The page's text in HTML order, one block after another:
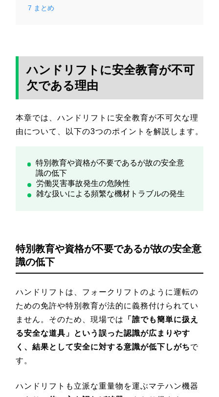
7 まとめ
ハンドリフトに安全教育が不可
欠である理由
本章では、ハンドリフトに安全教育が不可欠な理
由について、以下の3つのポイントを解説します。
特別教育や資格が不要であるが故の安全意
識の低下
労働災害事故発生の危険性
雑な扱いによる頻繁な機材トラブルの発生
特別教育や資格が不要であるが故の安全意
識の低下
ハンドリフトは、フォークリフトのように運転の
ための免許や特別教育が法的に義務付けられてい
ません。そのため、現場では
「誰でも簡単に扱え
る安全な道具」という誤った認識が広まりやす
く、結果として安全に対する意識が低下しがちで
す。
ハンドリフトも立派な重量物を運ぶマテハン機器